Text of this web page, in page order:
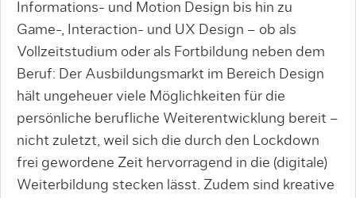
Informations- und Motion Design bis hin zu
Game-, Interaction- und UX Design – ob als
Vollzeitstudium oder als Fortbildung neben dem
Beruf: Der Ausbildungsmarkt im Bereich Design
hält ungeheuer viele Möglichkeiten für die
persönliche berufliche Weiterentwicklung bereit –
nicht zuletzt, weil sich die durch den Lockdown
frei gewordene Zeit hervorragend in die (digitale)
Weiterbildung stecken lässt. Zudem sind kreative